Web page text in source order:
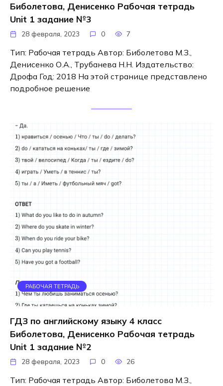
Биболетова, Денисенко Рабочая тетрадь
Unit 1 задание №3
28 февраля, 2023 0 7
Тип: Рабочая тетрадь Автор: Биболетова М.З.,
Денисенко О.А., Трубанева Н.Н. Издательство:
Дрофа Год: 2018 На этой странице представлено
подробное решение
РАБОЧАЯ ТЕТРАДЬ
ГДЗ по английскому языку 4 класс
Биболетова, Денисенко Рабочая тетрадь
Unit 1 задание №2
28 февраля, 2023 0 26
Тип: Рабочая тетрадь Автор: Биболетова М.З.,